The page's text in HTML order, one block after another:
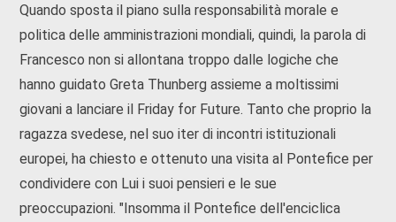
Quando sposta il piano sulla responsabilità morale e
politica delle amministrazioni mondiali, quindi, la parola di
Francesco non si allontana troppo dalle logiche che
hanno guidato Greta Thunberg assieme a moltissimi
giovani a lanciare il Friday for Future. Tanto che proprio la
ragazza svedese, nel suo iter di incontri istituzionali
europei, ha chiesto e ottenuto una visita al Pontefice per
condividere con Lui i suoi pensieri e le sue
preoccupazioni. "Insomma il Pontefice dell'enciclica